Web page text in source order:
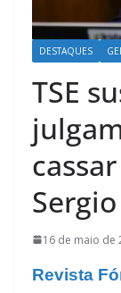
DESTAQUES
TSE
16 de maio de
Revista